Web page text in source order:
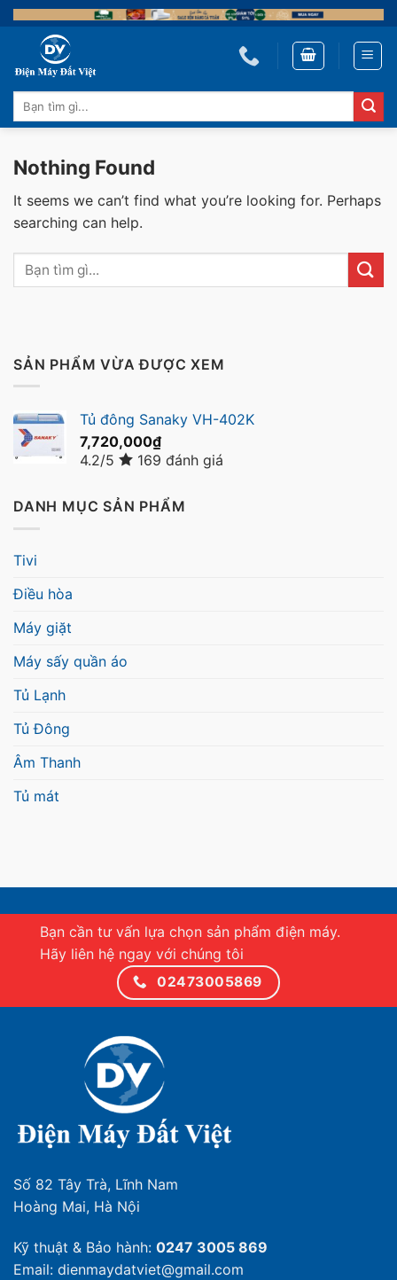
Skip
to
content
Tìm
kiếm:
Nothing Found
It seems we can’t find what you’re looking for. Perhaps
searching can help.
SẢN PHẨM VỪA ĐƯỢC XEM
Tủ đông Sanaky VH-402K
7,720,000₫
4.2/5
169 đánh giá
DANH MỤC SẢN PHẨM
Tivi
Điều hòa
Máy giặt
Máy sấy quần áo
Tủ Lạnh
Tủ Đông
Âm Thanh
Tủ mát
Bạn cần tư vấn lựa chọn sản phẩm điện máy.
Hãy liên hệ ngay với chúng tôi
02473005869
Số 82 Tây Trà, Lĩnh Nam
Hoàng Mai, Hà Nội
Kỹ thuật & Bảo hành: 0247 3005 869
Email: dienmaydatviet@gmail.com